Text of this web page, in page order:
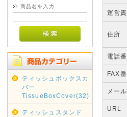
商品名を入力
ティッシュボックスカ
バー
TissueBoxCover(32)
ティッシュスタンド
運営
住所
電話
FAX
メー
URL